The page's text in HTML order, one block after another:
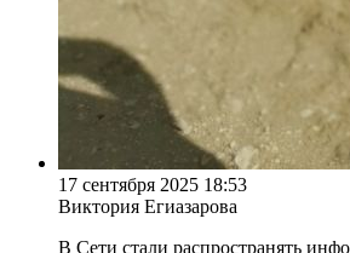
17 сентября 2025 18:53
Виктория Егиазарова
В Сети стали распространять